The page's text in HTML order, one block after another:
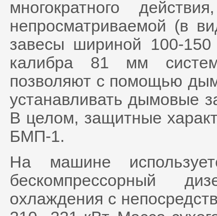
многократного
непросматриваемой (в
завесы шириной 100-
калибра 81 мм
позволяют с помощью
устанавливать дымовые
В целом, защитные
БМП-1.
На машине
бескомпрессорный
охлаждения с